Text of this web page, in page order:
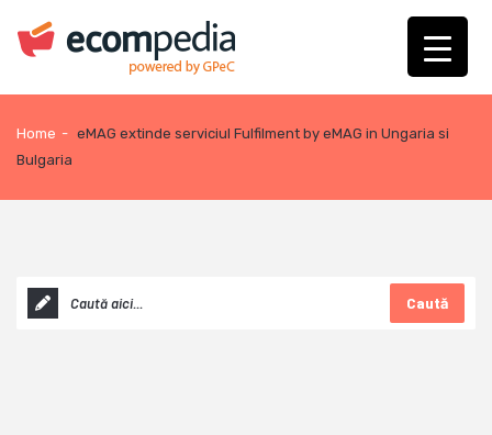
Home - eMAG extinde serviciul Fulfilment by eMAG in Ungaria si
Bulgaria
Caută